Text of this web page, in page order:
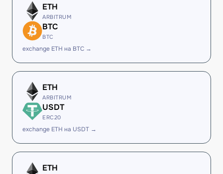
ETH
ARBITRUM
BTC
BTC
exchange ETH на BTC →
ETH
ARBITRUM
USDT
ERC20
exchange ETH на USDT →
ETH